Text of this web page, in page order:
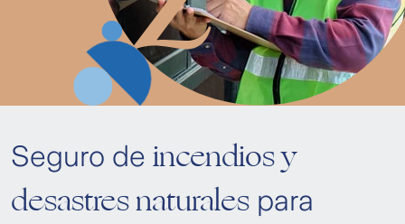
Seguro de incendios y
desastres naturales para